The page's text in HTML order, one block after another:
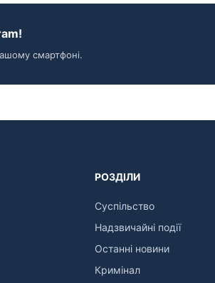
смартфоні.
РОЗДІЛИ
Суспільство
Надзвичайні події
Останні новини
Кримінал